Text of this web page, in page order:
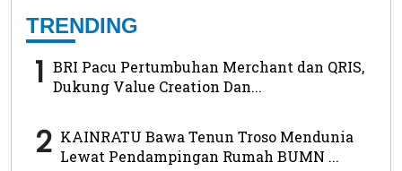
TRENDING
1 BRI Pacu Pertumbuhan Merchant dan QRIS,
Dukung Value Creation Dan...
2 KAINRATU Bawa Tenun Troso Mendunia
Lewat Pendampingan Rumah BUMN ...